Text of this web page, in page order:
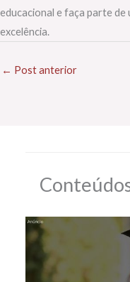
educacional e faça parte
excelência.
← Post anterior